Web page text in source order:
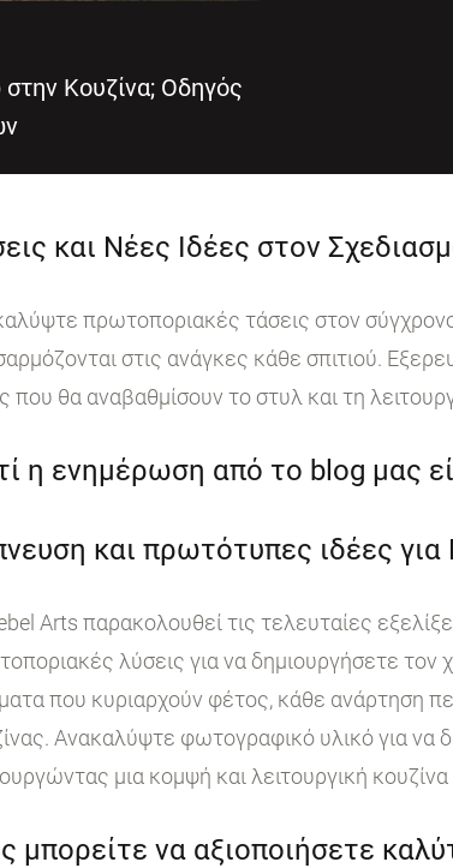
Κουζίνα; Οδηγός
και Νέες Ιδέες στον
πρωτοποριακές τάσεις στον
στις ανάγκες κάθε σπιτιού.
που θα αναβαθμίσουν το στυλ και τη
η ενημέρωση από το blog μας
και πρωτότυπες ιδέες
Arts παρακολουθεί τις τελευταίες
λύσεις για να δημιουργήσετε
που κυριαρχούν φέτος, κάθε ανάρτηση
Ανακαλύψτε φωτογραφικό υλικό για
μια κομψή και λειτουργική
μπορείτε να αξιοποιήσετε